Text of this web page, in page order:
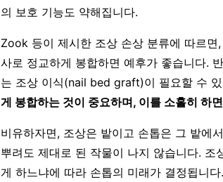
의 보호 기능도 약해집니다.
Zook 등이 제시한 조상 손상 분류에 따르
사로 정교하게 봉합하면 예후가 좋습니다.
는 조상 이식(nail bed graft)이 필요할 수
게 봉합하는 것이 중요하며, 이를 소홀히 하
비유하자면, 조상은 밭이고 손톱은 그 밭에
뿌려도 제대로 된 작물이 나지 않습니다.
게 하느냐에 따라 손톱의 미래가 결정됩니다.